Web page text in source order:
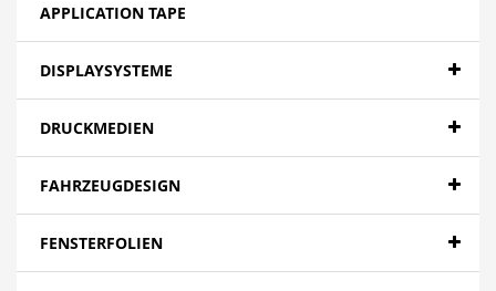
APPLICATION TAPE
DISPLAYSYSTEME
DRUCKMEDIEN
FAHRZEUGDESIGN
FENSTERFOLIEN